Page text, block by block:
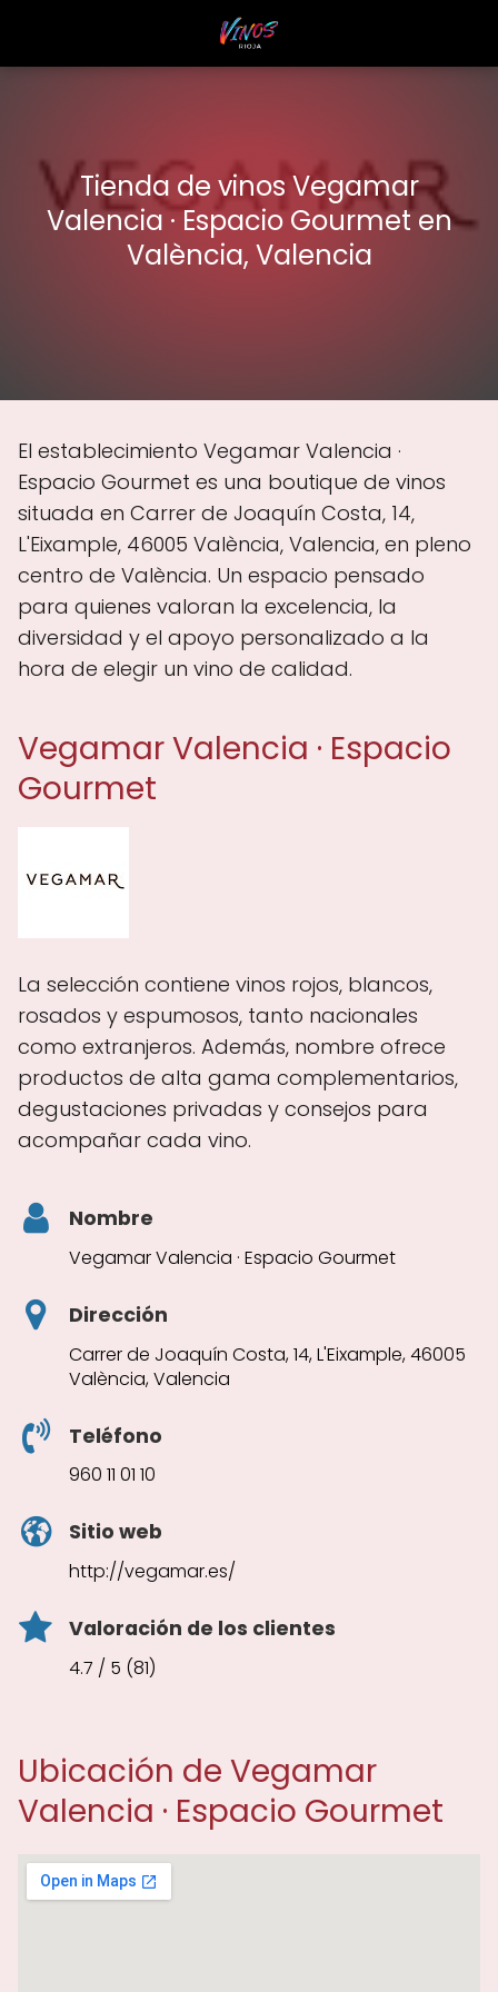
Tienda de vinos Vegamar
Valencia · Espacio Gourmet en
València, Valencia
El establecimiento Vegamar Valencia ·
Espacio Gourmet es una boutique de vinos
situada en Carrer de Joaquín Costa, 14,
L'Eixample, 46005 València, Valencia, en pleno
centro de València. Un espacio pensado
para quienes valoran la excelencia, la
diversidad y el apoyo personalizado a la
hora de elegir un vino de calidad.
Vegamar Valencia · Espacio
Gourmet
La selección contiene vinos rojos, blancos,
rosados y espumosos, tanto nacionales
como extranjeros. Además, nombre ofrece
productos de alta gama complementarios,
degustaciones privadas y consejos para
acompañar cada vino.
Nombre
Vegamar Valencia · Espacio Gourmet
Dirección
Carrer de Joaquín Costa, 14, L'Eixample, 46005
València, Valencia
Teléfono
960 11 01 10
Sitio web
http://vegamar.es/
Valoración de los clientes
4.7 / 5 (81)
Ubicación de Vegamar
Valencia · Espacio Gourmet